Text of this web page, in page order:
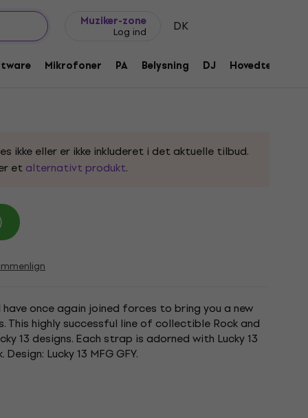
Muziker-zone
Log ind DK
Mikrofoner PA Belysning DJ Hovedtelefoner
13 Guitarrem i tekstil
ikke eller er ikke inkluderet i det aktuelle tilbud.
et alternativt produkt.
have once again joined forces to bring you a new
This highly successful line of collectible Rock and
13 designs. Each strap is adorned with Lucky 13
Lucky 13 MFG GFY.